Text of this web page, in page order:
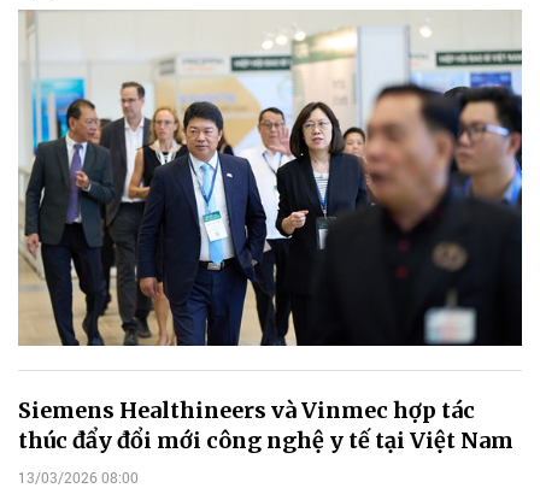
Siemens Healthineers và Vinmec hợp tác
thúc đẩy đổi mới công nghệ y tế tại Việt Nam
13/03/2026 08:00